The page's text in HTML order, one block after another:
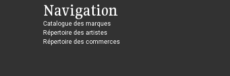
Navigation
Catalogue des marques
Répertoire des artistes
Répertoire des commerces